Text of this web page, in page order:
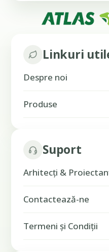
Linkuri
Despre noi
Produse
Suport
Arhitecți &
Contactează-ne
Termeni și Condiții